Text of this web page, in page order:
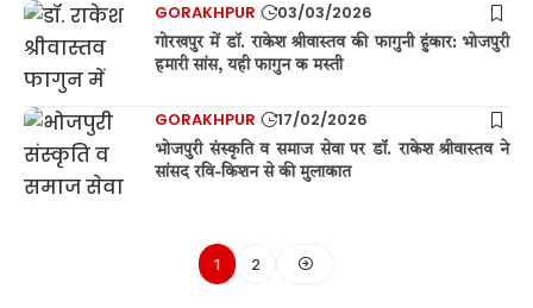
GORAKHPUR 03/03/2026
गोरखपुर में डॉ. राकेश श्रीवास्तव की फागुनी हुंकार: भोजपुरी
हमारी सांस, यही फागुन क मस्ती
GORAKHPUR 17/02/2026
भोजपुरी संस्कृति व समाज सेवा पर डॉ. राकेश श्रीवास्तव ने
सांसद रवि-किशन से की मुलाकात
1 2